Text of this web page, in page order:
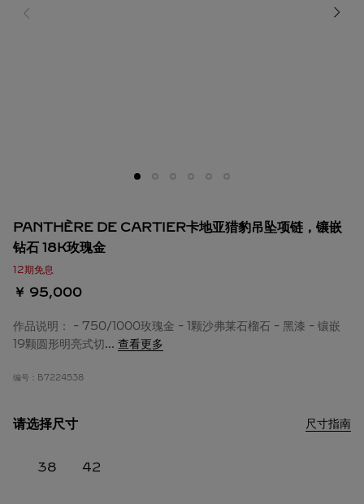
PANTHÈRE DE CARTIER卡地亚猎豹吊坠项链，镶嵌
钻石 18K玫瑰金
12期免息
￥ 95,000
作品说明： - 750/1000玫瑰金 - 1颗沙弗莱石榴石 - 黑漆 - 镶嵌
19颗圆形明亮式切... 查看更多
编号： B7224538
请选择尺寸 尺寸指南
38 42